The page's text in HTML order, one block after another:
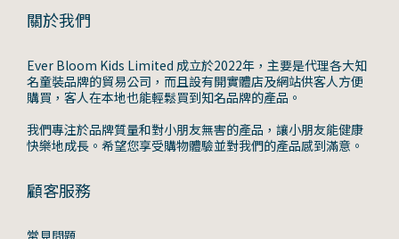
關於我們
Ever Bloom Kids Limited 成立於2022年，主要是代理各大知
名童裝品牌的貿易公司，而且設有開實體店及網站供客人方便
購買，客人在本地也能輕鬆買到知名品牌的產品。
我們專注於品牌質量和對小朋友無害的產品，讓小朋友能健康
快樂地成長。希望您享受購物體驗並對我們的產品感到滿意。
顧客服務
常見問題